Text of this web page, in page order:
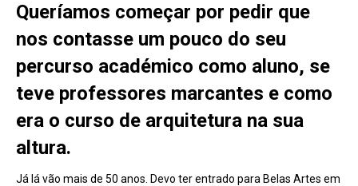
Queríamos começar por pedir que
nos contasse um pouco do seu
percurso académico como aluno, se
teve professores marcantes e como
era o curso de arquitetura na sua
altura.
Já lá vão mais de 50 anos. Devo ter entrado para Belas Artes em